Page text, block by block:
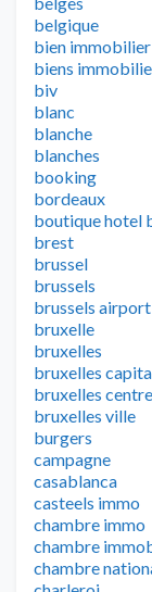
belgique
bien immobilier
biens
biv
blanc
blanche
blanches
booking
bordeaux
boutique hotel
brest
brussel
brussels
brussels airport
bruxelle
bruxelles
bruxelles
bruxelles
bruxelles ville
burgers
campagne
casablanca
casteels immo
chambre immo
chambre
chambre